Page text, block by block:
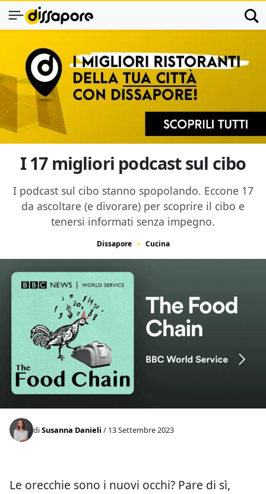
I 17 migliori podcast sul cibo
I podcast sul cibo stanno spopolando. Eccone 17
da ascoltare (e divorare) per scoprire il cibo e
tenersi informati senza impegno.
Dissapore Cucina
diSusanna Danieli / 13 Settembre 2023
Le orecchie sono i nuovi occhi? Pare di sì,